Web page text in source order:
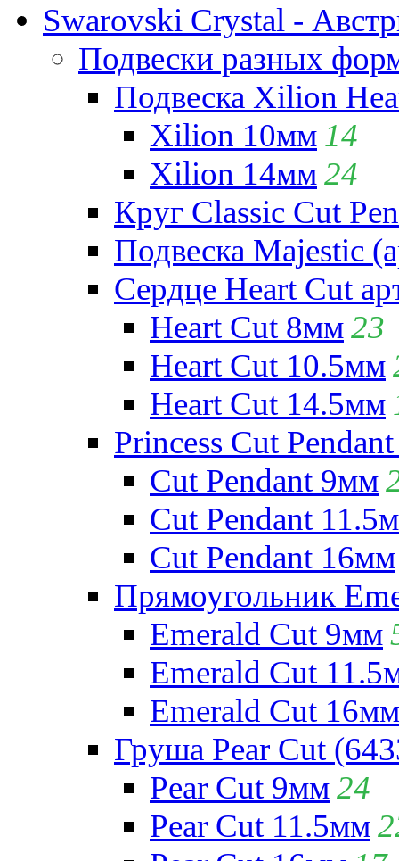
Swarovski Crystal -
Подвески разных
Подвеска Xilion
Xilion 10мм 14
Xilion 14мм24
Круг Classic Cut
Подвеска Majestic
Сердце Heart Cut
Heart Cut 8мм23
Heart Cut 10.5мм
Heart Cut 14.5мм
Princess Cut
Cut Pendant 9мм
Cut Pendant
Cut Pendant 16мм
Прямоугольник
Emerald Cut 9мм
Emerald Cut
Emerald Cut 16мм
Груша Pear Cut
Pear Cut 9мм24
Pear Cut 11.5мм